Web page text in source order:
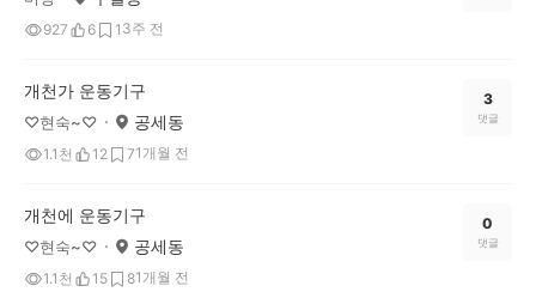
927 6 1 3주 전
개천가 운동기구
♡현숙~♡ 공세동
1.1천 12 71개월 전
3
댓글
개천에 운동기구
♡현숙~♡ 공세동
1.1천 15 81개월 전
0
댓글